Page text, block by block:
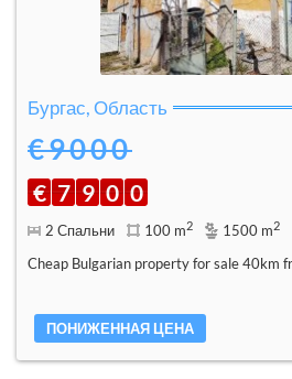
Бургас, Область
€9000
€ 7 9 0 0
2 Спальни 100 m2 1500 m2
Cheap Bulgarian property for sale 40km
ПОНИЖЕННАЯ ЦЕНА